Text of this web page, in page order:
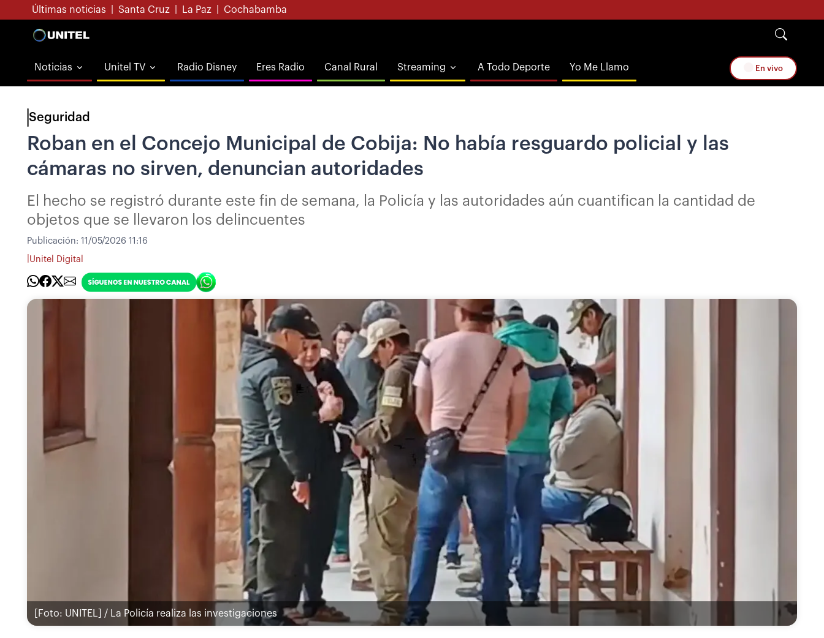
Últimas noticias Santa Cruz La Paz Cochabamba
Noticias Unitel TV Radio Disney Eres Radio Canal Rural Streaming A Todo Deporte Yo Me Llamo En vivo
Seguridad
Roban en el Concejo Municipal de Cobija: No había resguardo policial y las
cámaras no sirven, denuncian autoridades
El hecho se registró durante este fin de semana, la Policía y las autoridades aún cuantifican la cantidad de
objetos que se llevaron los delincuentes
Publicación: 11/05/2026 11:16
Unitel Digital
[Foto: UNITEL] / La Policía realiza las investigaciones